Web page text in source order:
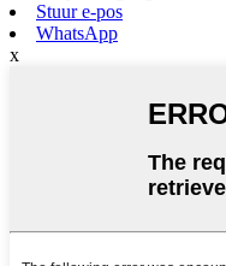
Stuur e-pos
WhatsApp
x